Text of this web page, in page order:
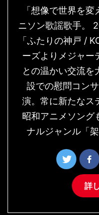
「想像で世界を
ニソン歌謡歌手。
「ふたりの神戸 /
ーズよりメジャー
との温かい交流を
設での慰問コン
演。常に新たなス
昭和アニメソング
ナルジャンル「
詳